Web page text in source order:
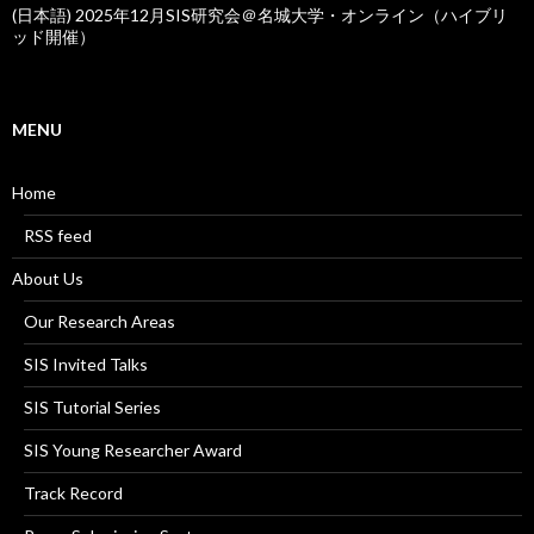
(日本語) 2025年12月SIS研究会＠名城大学・オンライン（ハイブリ
ッド開催）
MENU
Home
RSS feed
About Us
Our Research Areas
SIS Invited Talks
SIS Tutorial Series
SIS Young Researcher Award
Track Record